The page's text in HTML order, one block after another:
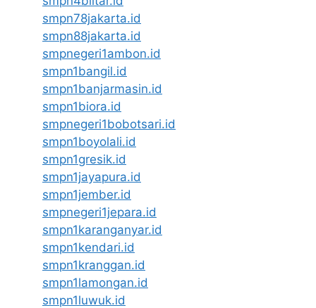
smpn78jakarta.id
smpn88jakarta.id
smpnegeri1ambon.id
smpn1bangil.id
smpn1banjarmasin.id
smpn1biora.id
smpnegeri1bobotsari.id
smpn1boyolali.id
smpn1gresik.id
smpn1jayapura.id
smpn1jember.id
smpnegeri1jepara.id
smpn1karanganyar.id
smpn1kendari.id
smpn1kranggan.id
smpn1lamongan.id
smpn1luwuk.id